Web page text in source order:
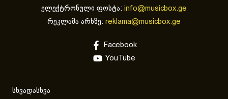
ელექტრონული ფოსტა: info@musicbox.ge
რეკლამა არხზე: reklama@musicbox.ge
Facebook
YouTube
სხვადასხვა